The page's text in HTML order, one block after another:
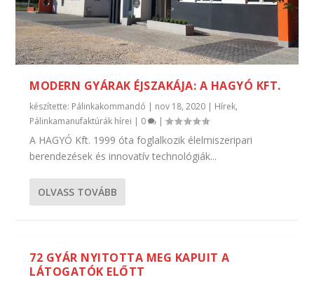
MODERN GYÁRAK ÉJSZAKÁJA: A HAGYÓ KFT.
készítette: Pálinkakommandó | nov 18, 2020 | Hírek,
Pálinkamanufaktúrák hírei | 0 |
A HAGYÓ Kft. 1999 óta foglalkozik élelmiszeripari
berendezések és innovatív technológiák...
OLVASS TOVÁBB
72 GYÁR NYITOTTA MEG KAPUIT A
LÁTOGATÓK ELŐTT